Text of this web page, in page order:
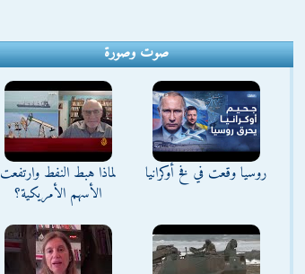
صوت وصورة
روسيا وقعت في فخ أوكرانيا
لماذا هبط النفط وارتفعت
الأسهم الأمريكية؟